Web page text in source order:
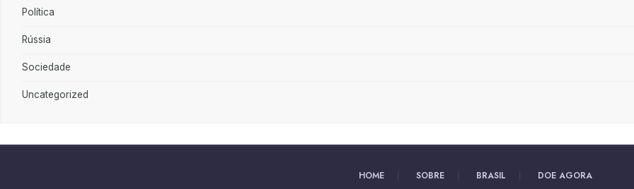
Política
Rússia
Sociedade
Uncategorized
HOME SOBRE BRASIL DOE AGORA